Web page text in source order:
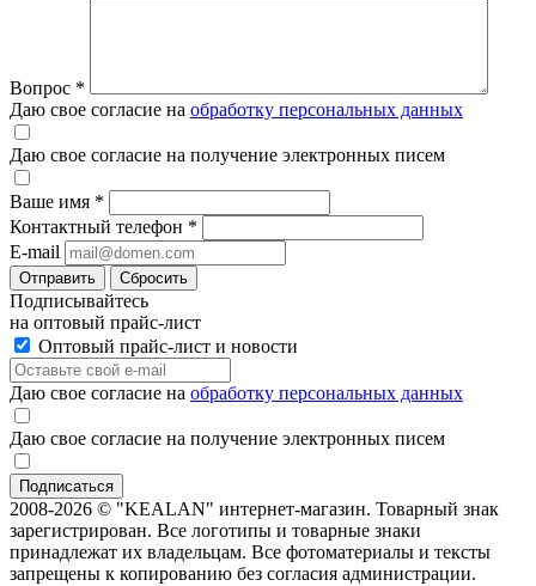
Вопрос *
Даю свое согласие на обработку персональных данных
Даю свое согласие на получение электронных писем
Ваше имя *
Контактный телефон *
E-mail
Отправить Сбросить
Подписывайтесь
на оптовый прайс-лист
Оптовый прайс-лист и новости
Даю свое согласие на обработку персональных данных
Даю свое согласие на получение электронных писем
2008-2026 © "KEALAN" интернет-магазин. Товарный знак
зарегистрирован. Все логотипы и товарные знаки
принадлежат их владельцам. Все фотоматериалы и тексты
запрещены к копированию без согласия администрации.